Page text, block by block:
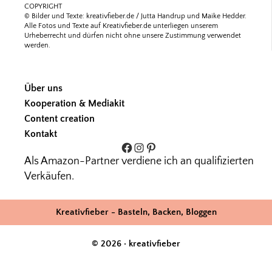
COPYRIGHT
© Bilder und Texte: kreativfieber.de / Jutta Handrup und Maike Hedder.
Alle Fotos und Texte auf Kreativfieber.de unterliegen unserem
Urheberrecht und dürfen nicht ohne unsere Zustimmung verwendet
werden.
Über uns
Kooperation & Mediakit
Content creation
Kontakt
Facebook
Instagram
Pinterest
Als Amazon-Partner verdiene ich an qualifizierten
Verkäufen.
Kreativfieber - Basteln, Backen, Bloggen
© 2026 · kreativfieber